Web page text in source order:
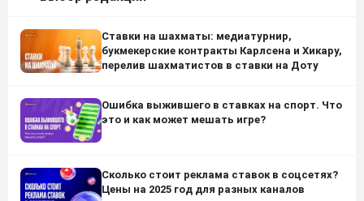
Ставки на шахматы: медиатурнир,
букмекерские контракты Карлсена и Хикару,
перелив шахматистов в ставки на Доту
Ошибка выжившего в ставках на спорт. Что
это и как может мешать игре?
Сколько стоит реклама ставок в соцсетях?
Цены на 2025 год для разных каналов